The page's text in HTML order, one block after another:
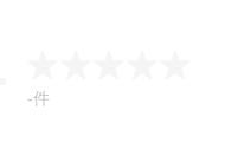
-件